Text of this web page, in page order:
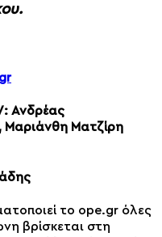
Ανδρέας
Μαριάνθη Ματζίρη
το ope.gr όλες
βρίσκεται στη